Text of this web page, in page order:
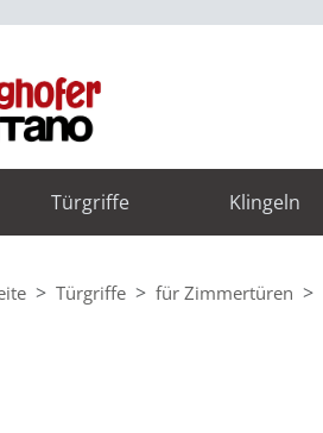
Türgriffe Klingeln
Türgriffe für Zimmertüren